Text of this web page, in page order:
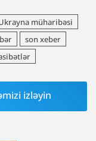
müharibəsi
son xeber
izləyin